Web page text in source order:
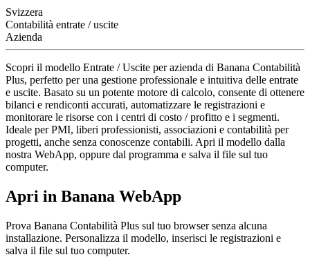
Svizzera
Contabilità entrate / uscite
Azienda
Scopri il modello Entrate / Uscite per azienda di Banana Contabilità
Plus, perfetto per una gestione professionale e intuitiva delle entrate
e uscite. Basato su un potente motore di calcolo, consente di ottenere
bilanci e rendiconti accurati, automatizzare le registrazioni e
monitorare le risorse con i centri di costo / profitto e i segmenti.
Ideale per PMI, liberi professionisti, associazioni e contabilità per
progetti, anche senza conoscenze contabili. Apri il modello dalla
nostra WebApp, oppure dal programma e salva il file sul tuo
computer.
Apri in Banana WebApp
Prova Banana Contabilità Plus sul tuo browser senza alcuna
installazione. Personalizza il modello, inserisci le registrazioni e
salva il file sul tuo computer.